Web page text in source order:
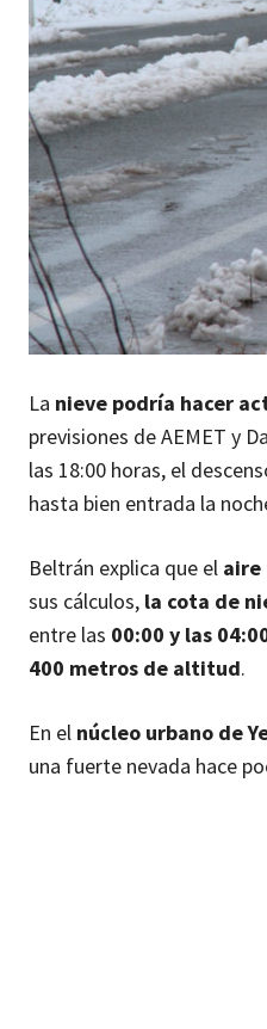
La nieve podría hacer
previsiones de AEMET y
las 18:00 horas, el
hasta bien entrada la
Beltrán explica que el aire
sus cálculos, la cota de
entre las 00:00 y las
400 metros de altitud.
En el núcleo urbano de
una fuerte nevada hace